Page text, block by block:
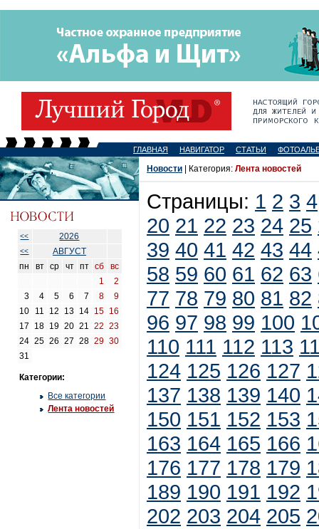
ГЛАВНАЯ НАВИГАТОР СТАТЬИ
<< 2026
<<
АВГУСТ
пн
вт ср чт пт сб
вс
1
2
3
4 5 6 7 8
9
10
11 12 13 14 15 16
17
18 19 20 21 22
23
24 25 26 27 28 29 30
31
Категории:
Все категории
Лента новостей
Новости | Категория: Лента новостей
Страницы: 1 2 3 4
20 21 22 23 24 25
39 40 41 42 43 44
58 59 60 61 62 63
77 78 79 80 81 82
96 97 98 99 100
110 111 112 113
124 125 126 127
137 138 139 140
150 151 152 153
163 164 165 166
176 177 178 179
189 190 191 192
202 203 204 205